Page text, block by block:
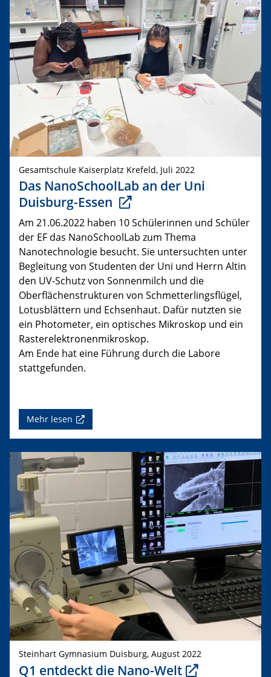
Gesamtschule Kaiserplatz Krefeld, Juli 2022
Das NanoSchoolLab an der Uni
Duisburg-Essen
Am 21.06.2022 haben 10 Schülerinnen und Schüler
der EF das NanoSchoolLab zum Thema
Nanotechnologie besucht. Sie untersuchten unter
Begleitung von Studenten der Uni und Herrn Altin
den UV-Schutz von Sonnenmilch und die
Oberflächenstrukturen von Schmetterlingsflügel,
Lotusblättern und Echsenhaut. Dafür nutzten sie
ein Photometer, ein optisches Mikroskop und ein
Rasterelektronenmikroskop.
Am Ende hat eine Führung durch die Labore
stattgefunden.
Mehr lesen
Steinhart Gymnasium Duisburg, August 2022
Q1 entdeckt die Nano-Welt